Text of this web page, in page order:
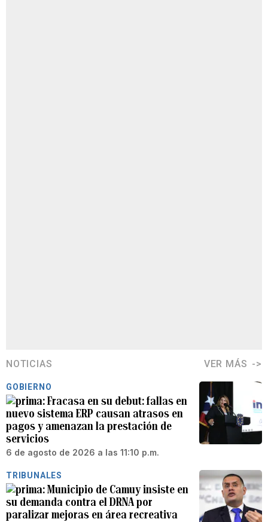
NOTICIAS VER MÁS
GOBIERNO
Fracasa en su debut: fallas en
nuevo sistema ERP causan atrasos en
pagos y amenazan la prestación de
servicios
6 de agosto de 2026 a las 11:10 p.m.
TRIBUNALES
Municipio de Camuy insiste en
su demanda contra el DRNA por
paralizar mejoras en área recreativa